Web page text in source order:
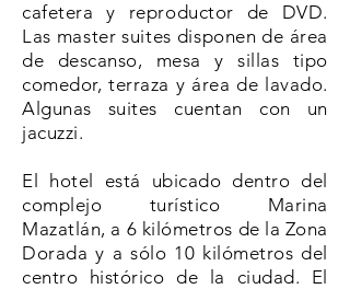
cafetera y reproductor de DVD.
Las master suites disponen de área
de descanso, mesa y sillas tipo
comedor, terraza y área de lavado.
Algunas suites cuentan con un
jacuzzi.
El hotel está ubicado dentro del
complejo turístico Marina
Mazatlán, a 6 kilómetros de la Zona
Dorada y a sólo 10 kilómetros del
centro histórico de la ciudad. El